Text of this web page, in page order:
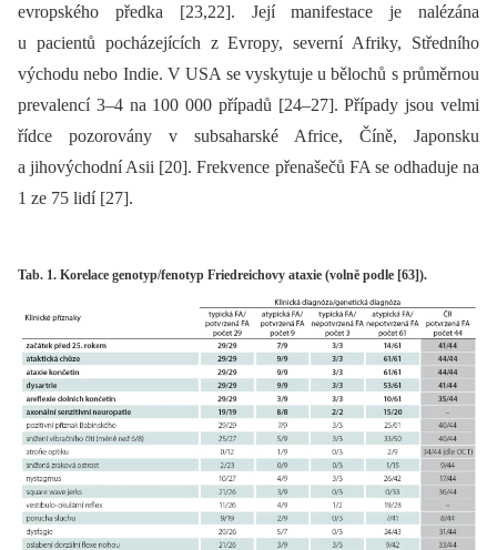
evropského předka [23,22]. Její manifestace je nalézána
u pacientů pocházejících z Evropy, severní Afriky, Středního
východu nebo Indie. V USA se vyskytuje u bělochů s průměrnou
prevalencí 3–4 na 100 000 případů [24–27]. Případy jsou velmi
řídce pozorovány v subsaharské Africe, Číně, Japonsku
a jihovýchodní Asii [20]. Frekvence přenašečů FA se odhaduje na
1 ze 75 lidí [27].
Tab. 1. Korelace genotyp/fenotyp Friedreichovy ataxie (volně podle [63]).